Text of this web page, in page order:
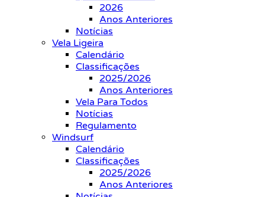
2026
Anos Anteriores
Notícias
Vela Ligeira
Calendário
Classificações
2025/2026
Anos Anteriores
Vela Para Todos
Notícias
Regulamento
Windsurf
Calendário
Classificações
2025/2026
Anos Anteriores